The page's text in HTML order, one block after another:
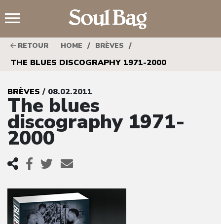
RETOUR HOME / BRÈVES /
THE BLUES DISCOGRAPHY 1971-2000
BRÈVES / 08.02.2011
The blues
discography 1971-
2000